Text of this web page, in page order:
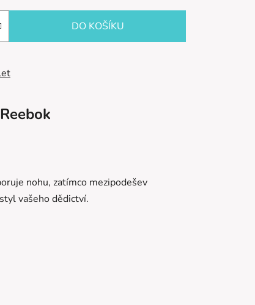
DO KOŠÍKU
Reebok
nohu, zatímco mezipodešev
vašeho dědictví.